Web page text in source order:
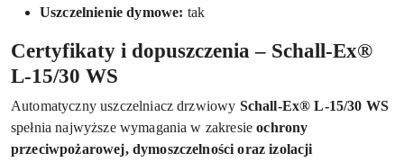
Uszczelnienie dymowe: tak
Certyfikaty i dopuszczenia – Schall-Ex®
L-15/30 WS
Automatyczny uszczelniacz drzwiowy Schall-Ex® L-15/30 WS
spełnia najwyższe wymagania w zakresieochrony
przeciwpożarowej, dymoszczelności oraz izolacji